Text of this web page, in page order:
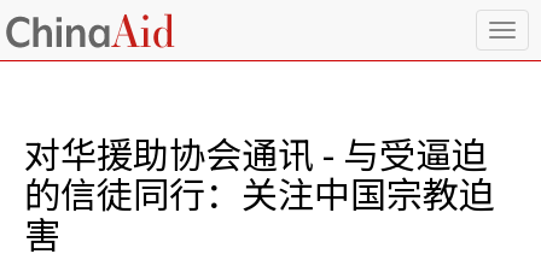
T
o
对华援助协会通讯 - 与受逼迫
的信徒同行：关注中国宗教迫
害